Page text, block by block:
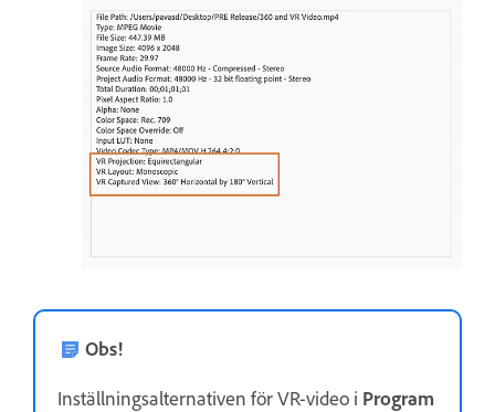
Obs!
Inställningsalternativen för VR-video i Program